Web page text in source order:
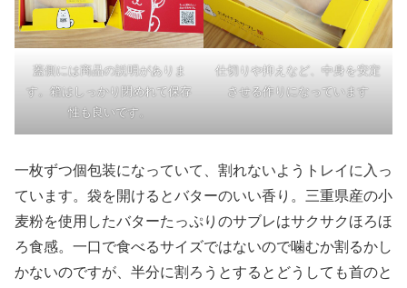
蓋側には商品の説明がありま
す。箱はしっかり閉めれて保存
性も良いです。
仕切りや抑えなど、中身を安定
させる作りになっています
一枚ずつ個包装になっていて、割れないようトレイに入っ
ています。袋を開けるとバターのいい香り。三重県産の小
麦粉を使用したバターたっぷりのサブレはサクサクほろほ
ろ食感。一口で食べるサイズではないので噛むか割るかし
かないのですが、半分に割ろうとするとどうしても首のと